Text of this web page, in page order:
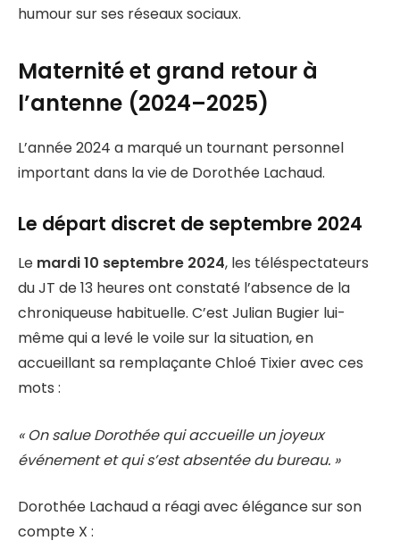
humour sur ses réseaux sociaux.
Maternité et grand retour à
l’antenne (2024–2025)
L’année 2024 a marqué un tournant personnel
important dans la vie de Dorothée Lachaud.
Le départ discret de septembre 2024
Le mardi 10 septembre 2024, les téléspectateurs
du JT de 13 heures ont constaté l’absence de la
chroniqueuse habituelle. C’est Julian Bugier lui-
même qui a levé le voile sur la situation, en
accueillant sa remplaçante Chloé Tixier avec ces
mots :
« On salue Dorothée qui accueille un joyeux
événement et qui s’est absentée du bureau. »
Dorothée Lachaud a réagi avec élégance sur son
compte X :